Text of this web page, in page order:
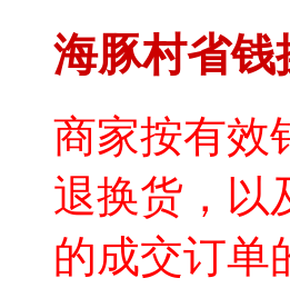
海豚村省钱
商家按有效
退换货，以
的成交订单